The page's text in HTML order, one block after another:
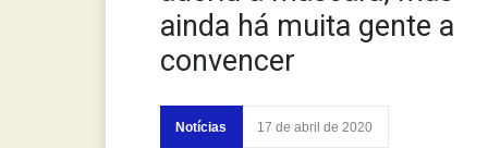
ainda há muita gente a
convencer
Notícias 17 de abril de 2020